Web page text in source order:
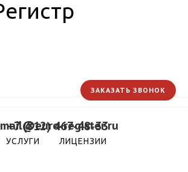
+7 (812) 467-48-33
mail@euro-register.ru
ЗАКАЗАТЬ ЗВОНОК
УСЛУГИ ЛИЦЕНЗИИ